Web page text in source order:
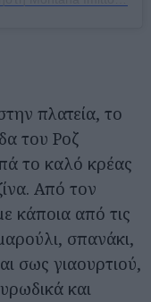
πλατεία, το
του Ροζ
το καλό κρέας
Από τον
κάποια από τις
σπανάκι,
σως γιαουρτιού,
και